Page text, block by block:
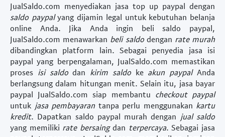
JualSaldo.com menyediakan jasa top up paypal dengan
saldo paypalyang dijamin legal untuk kebutuhan belanja
online Anda. Jika Anda ingin beli saldo paypal,
JualSaldo.com menawarkan beli saldodengan rate murah
dibandingkan platform lain. Sebagai penyedia jasa isi
paypal yang berpengalaman, JualSaldo.com memastikan
proses isi saldodan kirim saldoke akun paypalAnda
berlangsung dalam hitungan menit. Selain itu, jasa bayar
paypal JualSaldo.com siap membantu checkout paypal
untuk jasa pembayaran tanpa perlu menggunakan kartu
kredit. Dapatkan saldo paypal murah dengan jual saldo
yang memiliki rate bersaingdan terpercaya. Sebagai jasa